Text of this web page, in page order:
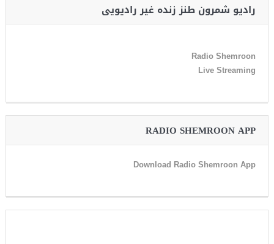
رادیو شمرون طنز زنده غیر رادیویی
Radio Shemroon
Live Streaming
RADIO SHEMROON APP
Download Radio Shemroon App